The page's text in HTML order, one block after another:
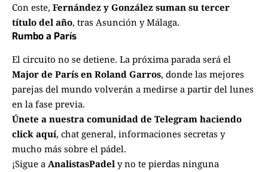
Con este, Fernández y González suman su tercer
título del año, tras Asunción y Málaga.
Rumbo a París
El circuito no se detiene. La próxima parada será el
Major de París en Roland Garros, donde las mejores
parejas del mundo volverán a medirse a partir del lunes
en la fase previa.
Únete a nuestra comunidad de Telegram haciendo
click aquí, chat general, informaciones secretas y
mucho más sobre el pádel.
¡Sigue a AnalistasPadel y no te pierdas ninguna